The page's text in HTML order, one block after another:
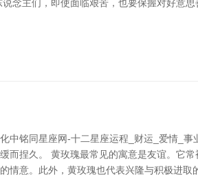
念主们，即使面临艰苦，也要保握对好意
铭同星座网-十二星座运程_财运_爱情_
捏久。 黄玫瑰最常见的寓意是友谊。它
意。此外，黄玫瑰也代表兴隆与积极进